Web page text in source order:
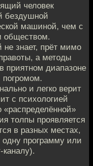
человек
бездушной
машиной, чем с
обществом.
знает, прёт мимо
а методы
приятном диапазоне
и легко верит
с психологией
«распределённой»
толпы проявляется
в разных местах,
программу или